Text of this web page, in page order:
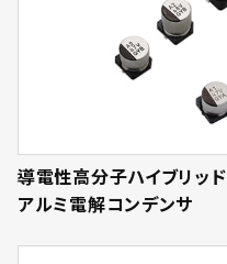
導電性高分子ハイブリッド
アルミ電解コンデンサ